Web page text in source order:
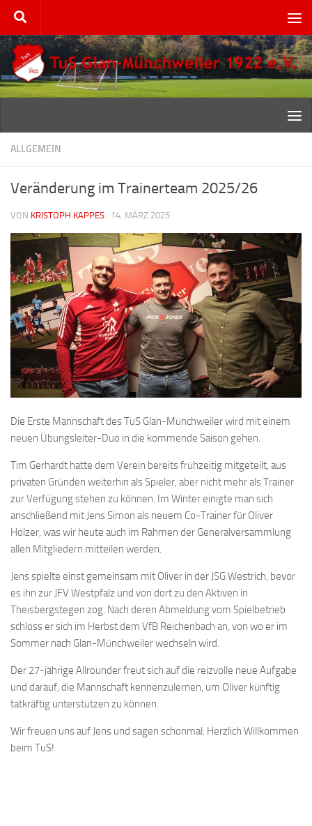
Zum Inhalt springen
ALLGEMEIN
Veränderung im Trainerteam 2025/26
VON KRISTOPH KAPPES · 14. MÄRZ 2025
Die Erste Mannschaft des TuS Glan-Münchweiler wird mit einem
neuen Übungsleiter-Duo in die kommende Saison gehen.
Tim Gerhardt hatte dem Verein bereits frühzeitig mitgeteilt, aus
privaten Gründen weiterhin als Spieler, aber nicht mehr als Trainer
zur Verfügung stehen zu können. Im Winter einigte man sich
anschließend mit Jens Simon als neuem Co-Trainer für Oliver
Holzer, was wir heute auch im Rahmen der Generalversammlung
allen Mitgliedern mitteilen werden.
Jens spielte einst gemeinsam mit Oliver in der JSG Westrich, bevor
es ihn zur JFV Westpfalz und von dort zu den Aktiven in
Theisbergstegen zog. Nach deren Abmeldung vom Spielbetrieb
schloss er sich im Herbst dem VfB Reichenbach an, von wo er im
Sommer nach Glan-Münchweiler wechseln wird.
Der 27-jährige Allrounder freut sich auf die reizvolle neue Aufgabe
und darauf, die Mannschaft kennenzulernen, um Oliver künftig
tatkräftig unterstützen zu können.
Wir freuen uns auf Jens und sagen schonmal: Herzlich Willkommen
beim TuS!